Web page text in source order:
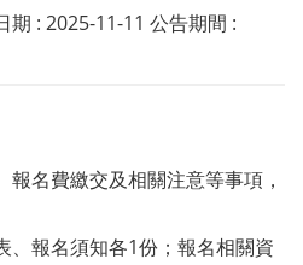
期 : 2025-11-11 公告期間 :
名費繳交及相關注意等事項，
、報名須知各1份；報名相關資